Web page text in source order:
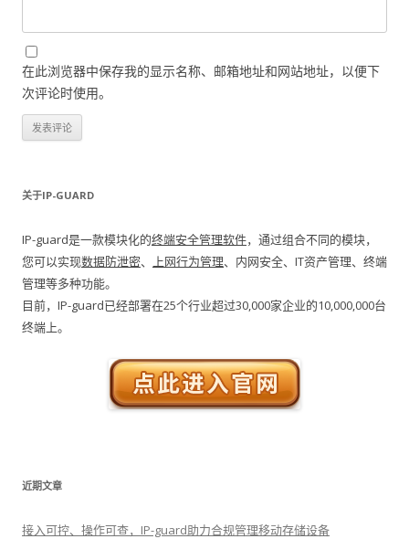
在此浏览器中保存我的显示名称、邮箱地址和网站地址，以便下
次评论时使用。
关于IP-GUARD
IP-guard是一款模块化的终端安全管理软件，通过组合不同的模块，
您可以实现数据防泄密、 上网行为管理、内网安全、IT资产管理、终端
管理等多种功能。
目前，IP-guard已经部署在25个行业超过30,000家企业的10,000,000台
终端上。
近期文章
接入可控、操作可查，IP-guard助力合规管理移动存储设备